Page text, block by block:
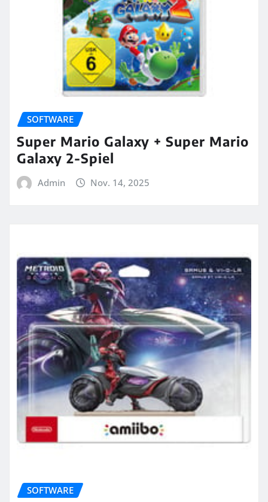
SOFTWARE
Super Mario Galaxy + Super Mario
Galaxy 2-Spiel
Admin Nov. 14, 2025
SOFTWARE